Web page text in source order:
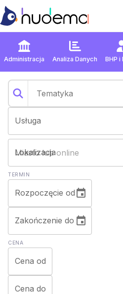
Administracja Analiza Danych BHP i
Usługa
Lokalizacja
TERMIN
Rozpoczęcie od
Zakończenie do
CENA
Cena od
Cena do